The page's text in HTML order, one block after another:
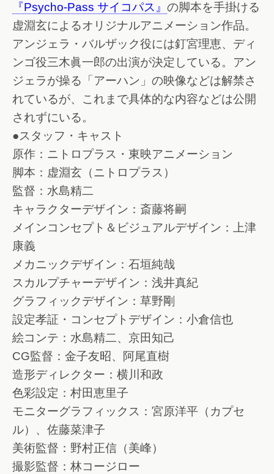
『Psycho-Pass サイコパス』 の脚本を手掛ける
虚淵玄によるオリジナルアニメーション作品。
アンジェラ・バルザック役には釘宮理恵、ディ
ンゴ役三木眞一郎の出演が決定している。アン
ジェラが操る「アーハン」の映像などは解禁さ
れているが、これまで具体的な内容などは公開
されずにいる。
●スタッフ・キャスト
原作：ニトロプラス・東映アニメーション
脚本：虚淵玄（ニトロプラス）
監督：水島精二
キャラクターデザイン：斎藤将嗣
メインコンセプト＆ビジュアルデザイン：上津
康義
メカニックデザイン：石垣純哉
スカルプチャーデザイン：浅井真紀
グラフィックデザイン：草野剛
設定孝証・コンセプトデザイン：小倉信也
絵コンテ：水島精二、京田知己
CG監督：金子友昭、阿尾直樹
造形ディレクター：横川和政
色彩設定：村田恵里子
モニターグラフィックス：宮原洋平（カプセ
ル）、佐藤菜津子
美術監督：野村正信（美峰）
撮影監督：林コージロー